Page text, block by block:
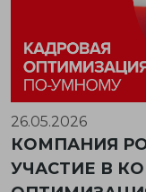
26.05.2026
КОМПАНИЯ
УЧАСТИЕ В